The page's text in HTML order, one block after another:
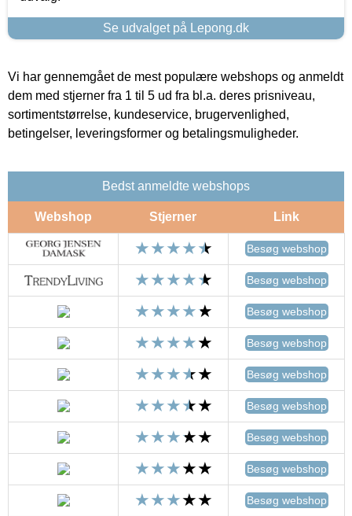
Se udvalget på Lepong.dk
Vi har gennemgået de mest populære webshops og anmeldt
dem med stjerner fra 1 til 5 ud fra bl.a. deres prisniveau,
sortimentstørrelse, kundeservice, brugervenlighed,
betingelser, leveringsformer og betalingsmuligheder.
Bedst anmeldte webshops
Webshop Stjerner Link
Besøg webshop
Besøg webshop
Besøg webshop
Besøg webshop
Besøg webshop
Besøg webshop
Besøg webshop
Besøg webshop
Besøg webshop